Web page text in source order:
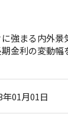
強まる内外景
期金利の変動
年01月01日